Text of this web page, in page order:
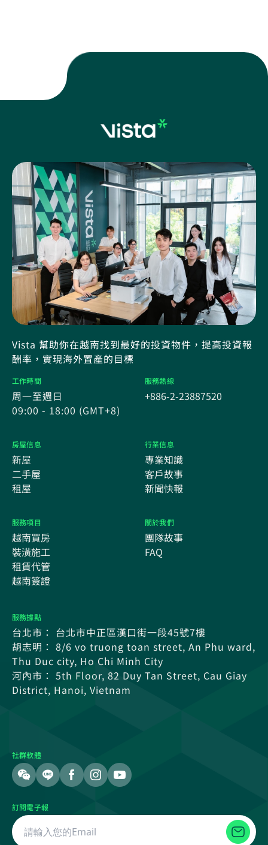
Vista 幫助你在越南找到最好的投資物件，提高投資報
酬率，實現海外置產的目標
工作時間
周一至週日
09:00 - 18:00 (GMT+8)
服務熱線
+886-2-23887520
房屋信息
新屋
二手屋
租屋
行業信息
專業知識
客戶故事
新聞快報
服務項目
越南買房
裝潢施工
租賃代管
越南簽證
關於我們
團隊故事
FAQ
服務據點
台北市： 台北市中正區漢口街一段45號7樓
胡志明： 8/6 vo truong toan street, An Phu ward,
Thu Duc city, Ho Chi Minh City
河內市： 5th Floor, 82 Duy Tan Street, Cau Giay
District, Hanoi, Vietnam
社群軟體
訂閱電子報